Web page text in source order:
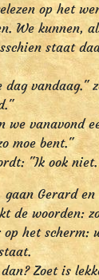
op het
We kunnen,
staat
dag vandaag."
we vanavond
moe bent."
"Ik ook
gaan Gerard
de woorden:
het scherm:
Zoet is